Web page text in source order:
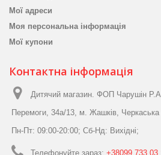
Мої адреси
Моя персональна інформація
Мої купони
Контактна інформація
Дитячий магазин. ФОП Чарушін
Перемоги, 34а/13, м. Жашків,
Пн-Пт: 09:00-20:00; Сб-Нд: Вихідні;
Телефонуйте зараз: +38099 733 03